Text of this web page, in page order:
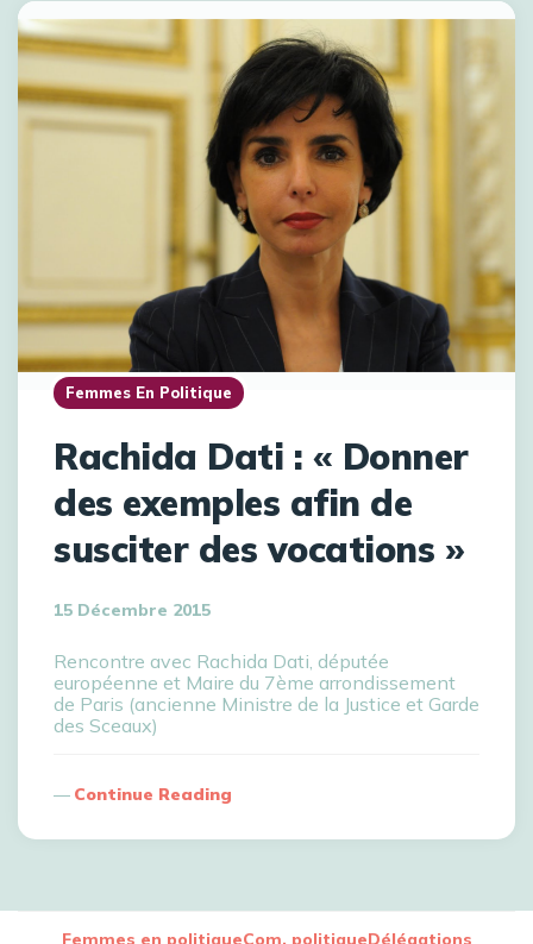
Femmes En Politique
Rachida Dati : « Donner
des exemples afin de
susciter des vocations »
15 Décembre 2015
Rencontre avec Rachida Dati, députée
européenne et Maire du 7ème arrondissement
de Paris (ancienne Ministre de la Justice et Garde
des Sceaux)
Continue Reading
Femmes en politiqueCom. politiqueDélégations